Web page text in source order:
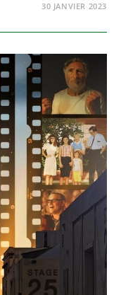
30 JANVIER 2023